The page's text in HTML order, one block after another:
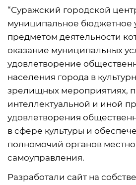
“Суражский городской
муниципальное бюджетное
предметом деятельности
оказание муниципальных
удовлетворение
населения города в
зрелищных мероприятиях,
интеллектуальной и иной
удовлетворения
в сфере культуры и
полномочий органов
самоуправления.
Разработали сайт на